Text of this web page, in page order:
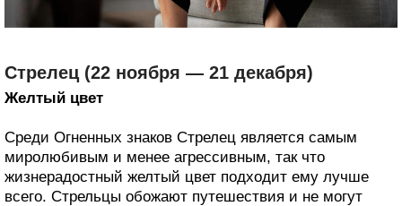
Стрелец (22 ноября — 21 декабря)
Желтый цвет
Среди Огненных знаков Стрелец является самым
миролюбивым и менее агрессивным, так что
жизнерадостный желтый цвет подходит ему лучше
всего. Стрельцы обожают путешествия и не могут